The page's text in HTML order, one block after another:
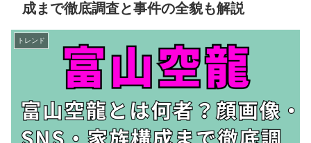
成まで徹底調査と事件の全貌も解説
トレンド